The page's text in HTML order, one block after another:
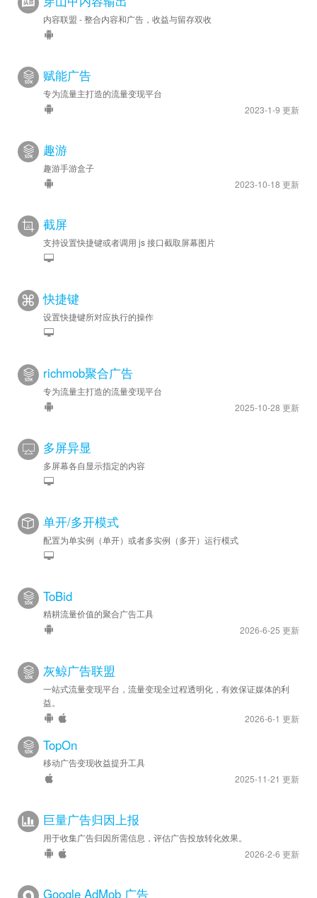
内容联盟 - 整合内容和广告，收益与留存双收
赋能广告
专为流量主打造的流量变现平台
2023-1-9 更新
趣游
趣游手游盒子
2023-10-18 更新
截屏
支持设置快捷键或者调用 js 接口截取屏幕图片
快捷键
设置快捷键所对应执行的操作
richmob聚合广告
专为流量主打造的流量变现平台
2025-10-28 更新
多屏异显
多屏幕各自显示指定的内容
单开/多开模式
配置为单实例（单开）或者多实例（多开）运行模式
ToBid
精耕流量价值的聚合广告工具
2026-6-25 更新
灰鲸广告联盟
一站式流量变现平台，流量变现全过程透明化，有效保证媒体的利
益。
2026-6-1 更新
TopOn
移动广告变现收益提升工具
2025-11-21 更新
巨量广告归因上报
用于收集广告归因所需信息，评估广告投放转化效果。
2026-2-6 更新
Google AdMob 广告